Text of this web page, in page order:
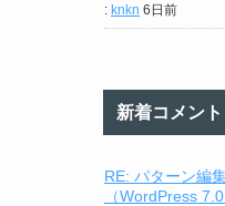
: knkn 6日前
新着コメント
RE: パターン編
（WordPress